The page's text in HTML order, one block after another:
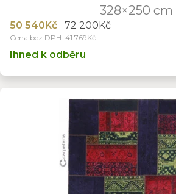
328×250 cm
50 540Kč 72 200Kč
Cena bez DPH: 41 769Kč
Ihned k odběru